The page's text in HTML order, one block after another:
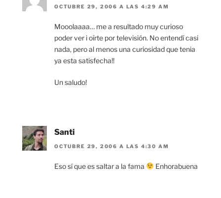
OCTUBRE 29, 2006 A LAS 4:29 AM
Mooolaaaa… me a resultado muy curioso
poder ver i oírte por televisión. No entendí casi
nada, pero al menos una curiosidad que tenia
ya esta satisfecha!!
Un saludo!
Santi
OCTUBRE 29, 2006 A LAS 4:30 AM
Eso sí que es saltar a la fama Enhorabuena